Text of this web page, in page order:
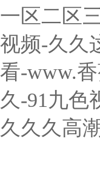
一区二区
视频-久久
看-www.
久-91九色
久久久高